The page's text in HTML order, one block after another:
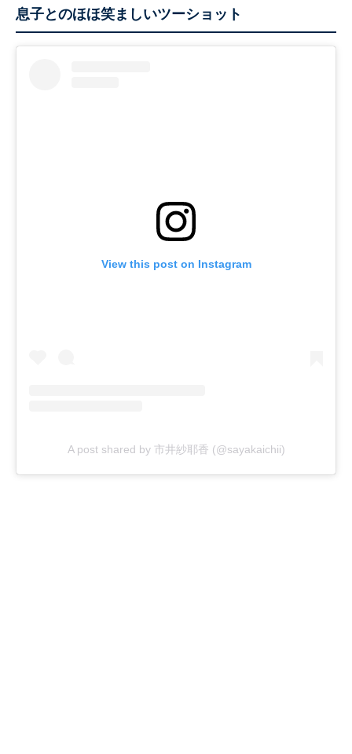
息子とのほほ笑ましいツーショット
View this post on Instagram
A post shared by 市井紗耶香 (@sayakaichii)